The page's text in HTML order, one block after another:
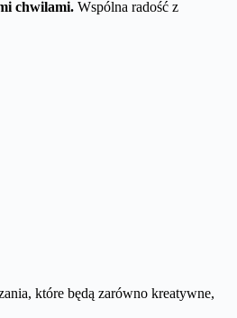
chwilami. Wspólna radość z
które będą zarówno kreatywne,